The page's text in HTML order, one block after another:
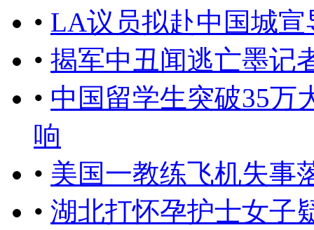
• LA议员拟赴中国城宣
• 揭军中丑闻逃亡墨记
• 中国留学生突破35万
响
• 美国一教练飞机失事
• 湖北打怀孕护士女子